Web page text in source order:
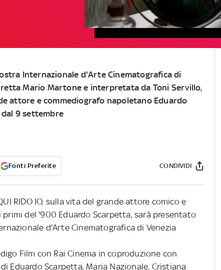
Internazionale d'Arte Cinematografica di
Mario Martone e interpretata da Toni Servillo,
attore e commediografo napoletano Eduardo
9 settembre
Fonti Preferite CONDIVIDI
RIDO IO, sulla vita del grande attore comico e
del '900 Eduardo Scarpetta, sarà presentato
d'Arte Cinematografica di Venezia
Film con Rai Cinema in coproduzione con
Eduardo Scarpetta, Maria Nazionale, Cristiana